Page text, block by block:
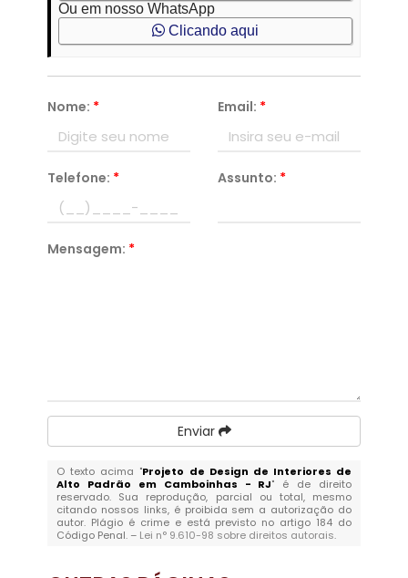
Ou em nosso WhatsApp
Clicando aqui
Nome: * Email: *
Telefone: * Assunto: *
Mensagem: *
Enviar
O texto acima "Projeto de Design de Interiores de
Alto Padrão em Camboinhas - RJ" é de direito
reservado. Sua reprodução, parcial ou total, mesmo
citando nossos links, é proibida sem a autorização do
autor. Plágio é crime e está previsto no artigo 184 do
Código Penal. – Lei n° 9.610-98 sobre direitos autorais.